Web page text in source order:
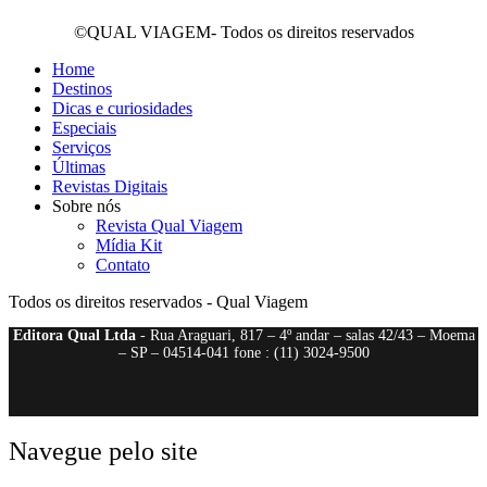
©QUAL VIAGEM- Todos os direitos reservados
Home
Destinos
Dicas e curiosidades
Especiais
Serviços
Últimas
Revistas Digitais
Sobre nós
Revista Qual Viagem
Mídia Kit
Contato
Todos os direitos reservados - Qual Viagem
Editora Qual Ltda- Rua Araguari, 817 – 4º andar – salas 42/43 – Moema
– SP – 04514-041 fone : (11) 3024-9500
Navegue pelo site